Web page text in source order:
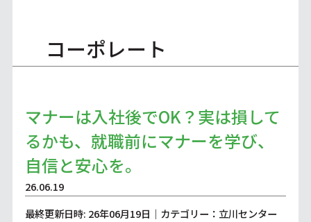
コーポレート
マナーは入社後でOK？実は損して
るかも、就職前にマナーを学び、
自信と安心を。
26.06.19
最終更新日時: 26年06月19日｜カテゴリー：立川センター